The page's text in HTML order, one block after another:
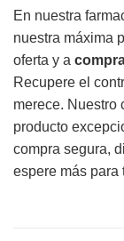
En nuestra
nuestra máxima
oferta y a
Recupere el
merece. Nuestro
producto
compra segura,
espere más para